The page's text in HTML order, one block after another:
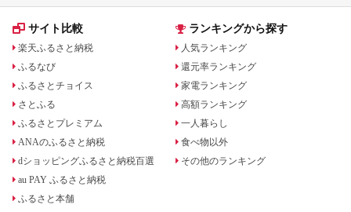
サイト比較
楽天ふるさと納税
ふるなび
ふるさとチョイス
さとふる
ふるさとプレミアム
ANAのふるさと納税
dショッピングふるさと納税百選
au PAY ふるさと納税
ふるさと本舗
ランキングから探す
人気ランキング
還元率ランキング
家電ランキング
高額ランキング
一人暮らし
食べ物以外
その他のランキング